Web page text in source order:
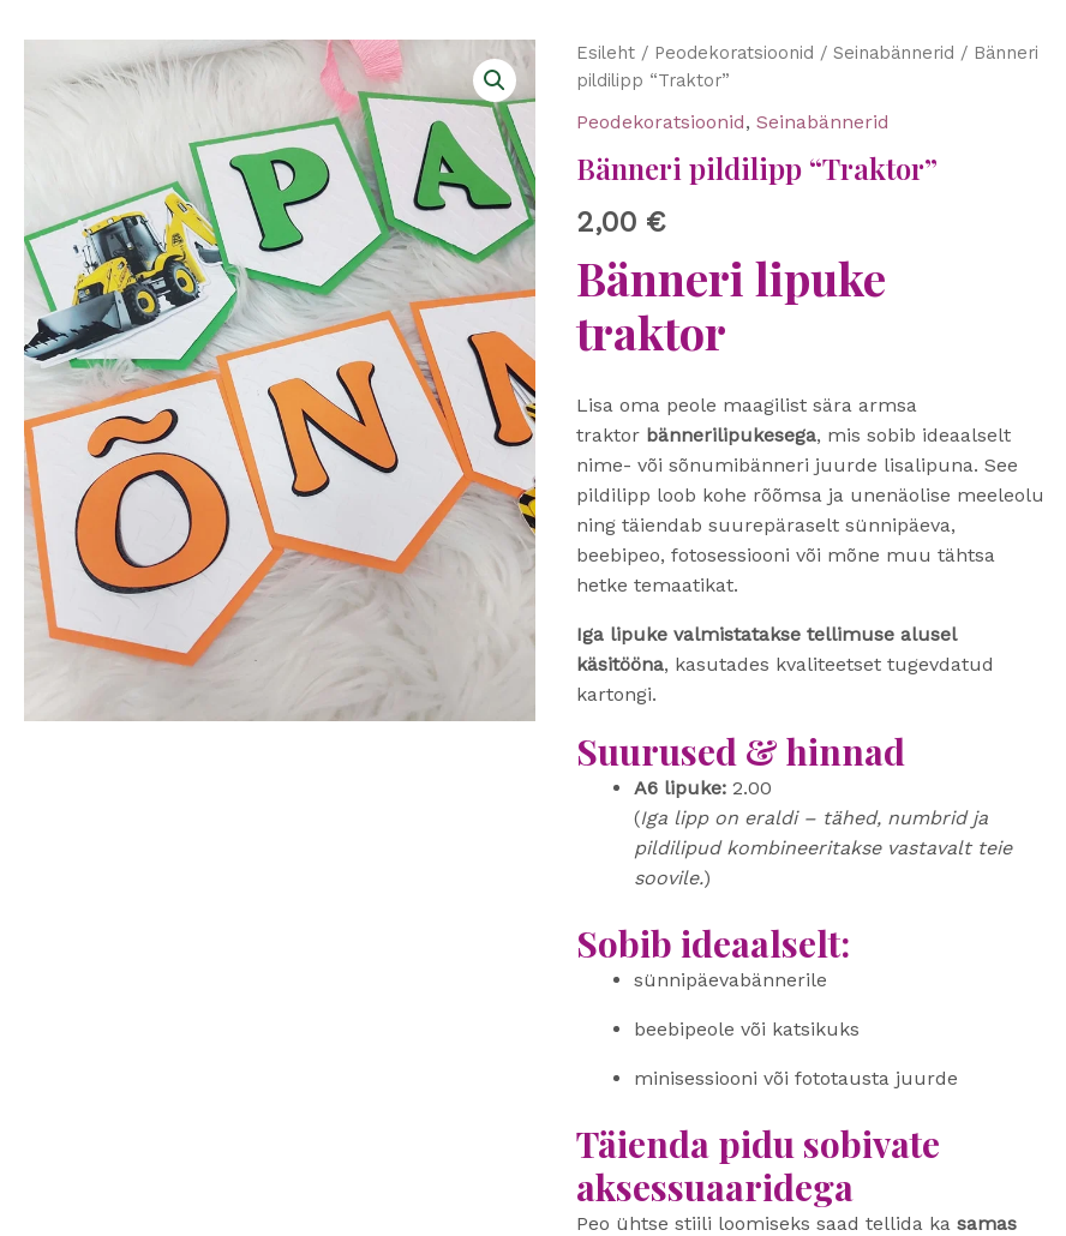
Esileht/ Peodekoratsioonid / Seinabännerid / Bänneri
pildilipp “Traktor”
Peodekoratsioonid, Seinabännerid
Bänneri pildilipp “Traktor”
2,00 €
Bänneri lipuke
traktor
Lisa oma peole maagilist sära armsa
traktorbännerilipukesega, mis sobib ideaalselt
nime- või sõnumibänneri juurde lisalipuna. See
pildilipp loob kohe rõõmsa ja unenäolise meeleolu
ning täiendab suurepäraselt sünnipäeva,
beebipeo, fotosessiooni või mõne muu tähtsa
hetke temaatikat.
Iga lipuke valmistatakse tellimuse alusel
käsitööna, kasutades kvaliteetset tugevdatud
kartongi.
Suurused & hinnad
A6 lipuke:2.00
(Iga lipp on eraldi – tähed, numbrid ja
pildilipud kombineeritakse vastavalt teie
soovile.)
Sobib ideaalselt:
sünnipäevabännerile
beebipeole või katsikuks
minisessiooni või fototausta juurde
Täienda pidu sobivate
aksessuaaridega
Peo ühtse stiili loomiseks saad tellida ka samas
Bänneri
pildilipp
kogus